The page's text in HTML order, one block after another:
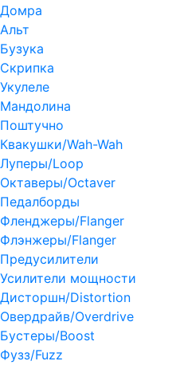
Домра
Альт
Бузука
Скрипка
Укулеле
Мандолина
Поштучно
Квакушки/Wah-Wah
Луперы/Loop
Октаверы/Octaver
Педалборды
Фленджеры/Flanger
Флэнжеры/Flanger
Предусилители
Усилители мощности
Дисторшн/Distortion
Овердрайв/Overdrive
Бустеры/Boost
Фузз/Fuzz